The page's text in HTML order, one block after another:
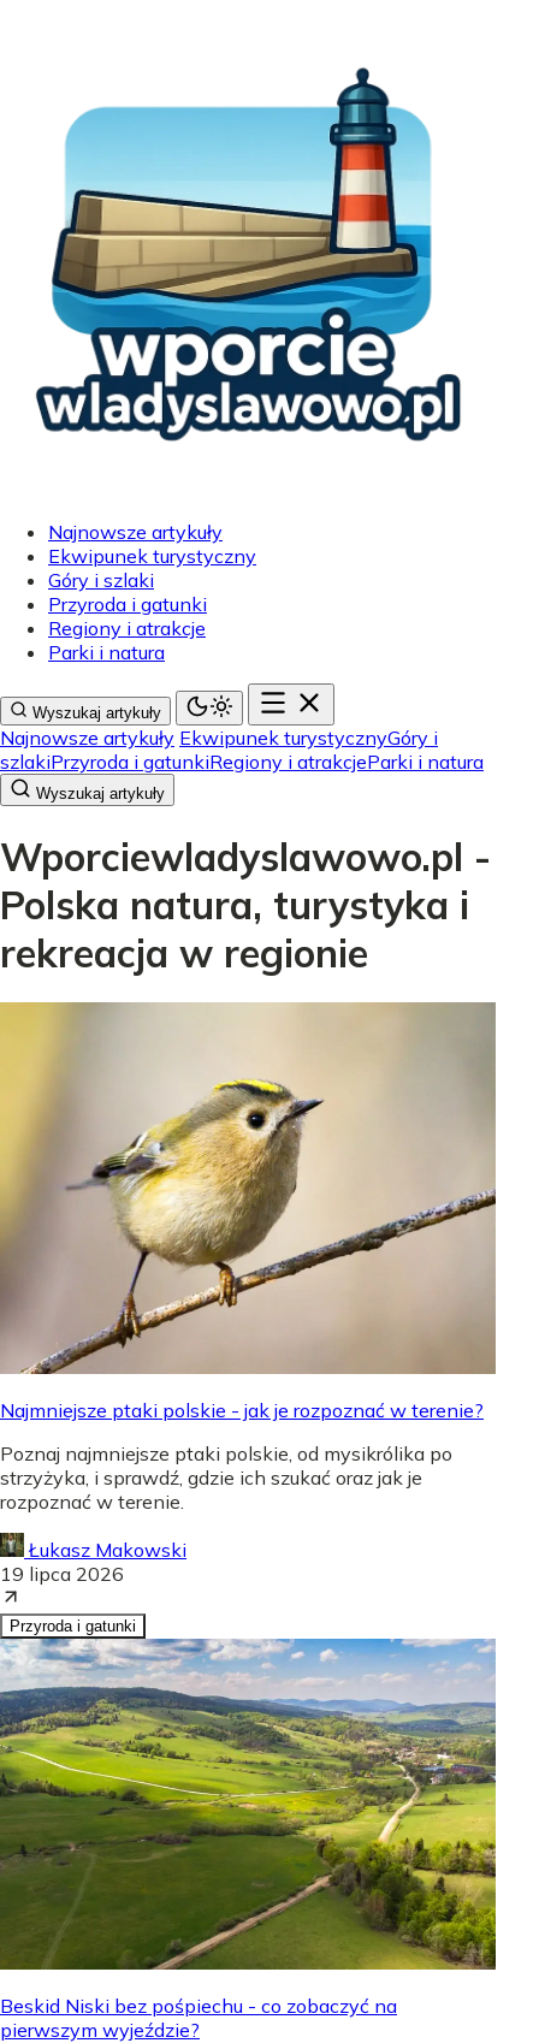
Najnowsze artykuły
Ekwipunek turystyczny
Góry i szlaki
Przyroda i gatunki
Regiony i atrakcje
Parki i natura
Wyszukaj artykuły
Najnowsze artykuły Ekwipunek turystycznyGóry i
szlakiPrzyroda i gatunkiRegiony i atrakcjeParki i natura
Wyszukaj artykuły
Wporciewladyslawowo.pl -
Polska natura, turystyka i
rekreacja w regionie
Najmniejsze ptaki polskie - jak je rozpoznać w terenie?
Poznaj najmniejsze ptaki polskie, od mysikrólika po
strzyżyka, i sprawdź, gdzie ich szukać oraz jak je
rozpoznać w terenie.
Łukasz Makowski
19 lipca 2026
Przyroda i gatunki
Beskid Niski bez pośpiechu - co zobaczyć na
pierwszym wyjeździe?